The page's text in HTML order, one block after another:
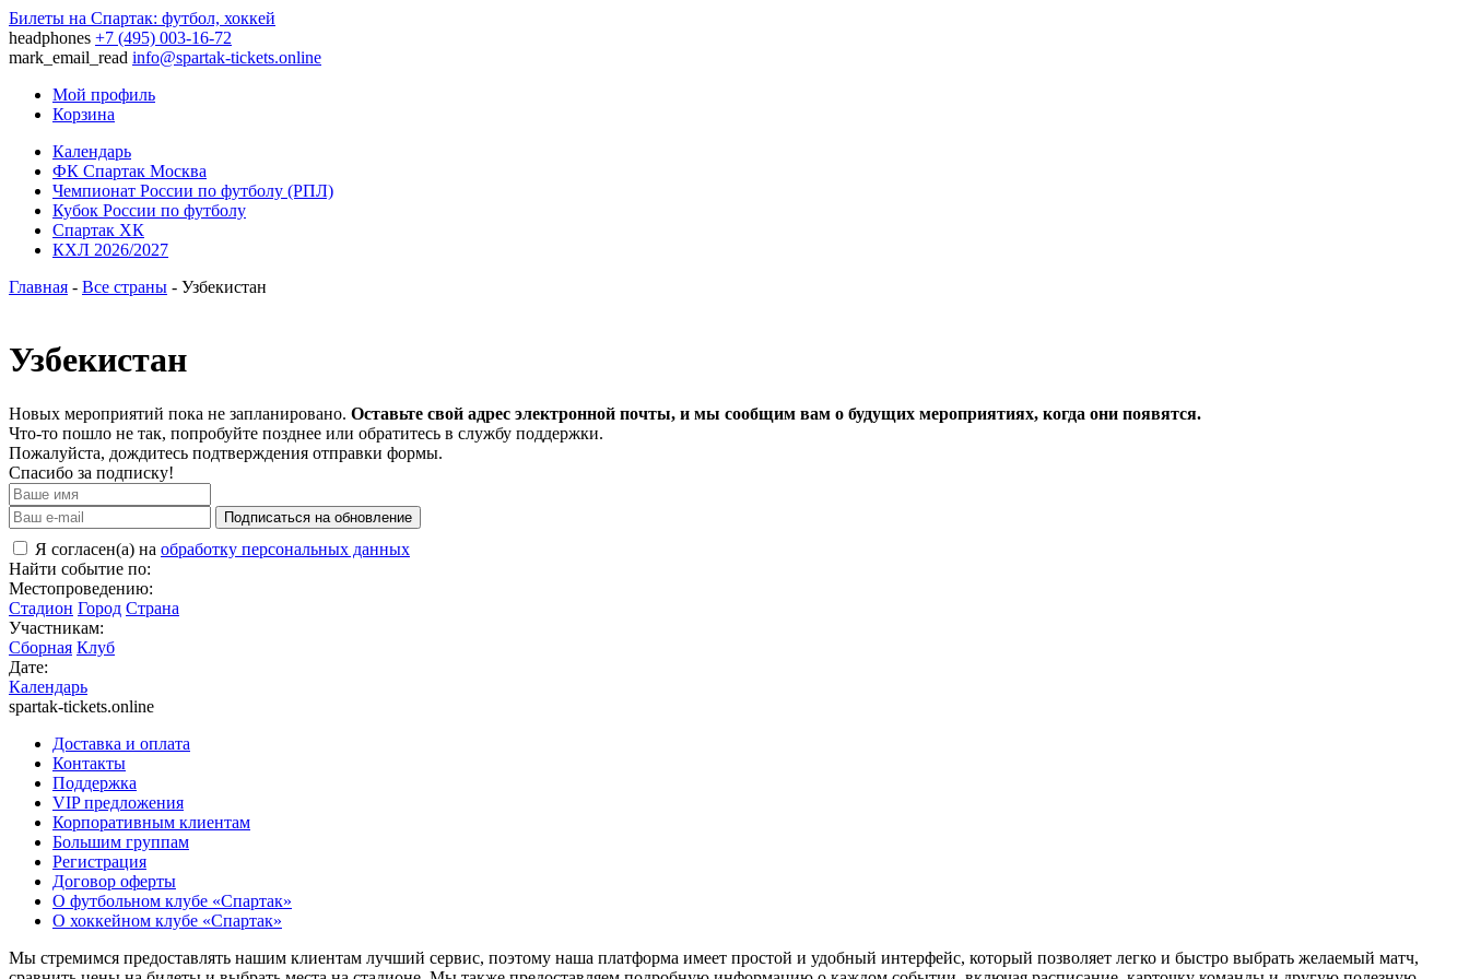
Билеты на Спартак: футбол, хоккей
headphones +7 (495) 003-16-72
mark_email_read info@spartak-tickets.online
Мой профиль
Корзина
Календарь
ФК Спартак Москва
Чемпионат России по футболу (РПЛ)
Кубок России по футболу
Спартак ХК
КХЛ 2026/2027
Главная - Все страны - Узбекистан
Узбекистан
Новых мероприятий пока не запланировано. Оставьте свой адрес электронной почты, и мы сообщим вам о будущих мероприятиях, когда они появятся.
Что-то пошло не так, попробуйте позднее или обратитесь в службу поддержки.
Пожалуйста, дождитесь подтверждения отправки формы.
Спасибо за подписку!
Подписаться на обновление
Я согласен(а) на обработку персональных данных
Найти событие по:
Местопроведению:
Стадион Город Страна
Участникам:
Сборная Клуб
Дате:
Календарь
spartak-tickets.online
Доставка и оплата
Контакты
Поддержка
VIP предложения
Корпоративным клиентам
Большим группам
Регистрация
Договор оферты
О футбольном клубе «Спартак»
О хоккейном клубе «Спартак»
Мы стремимся предоставлять нашим клиентам лучший сервис, поэтому наша платформа имеет простой и удобный интерфейс, который позволяет легко и быстро выбрать желаемый матч,